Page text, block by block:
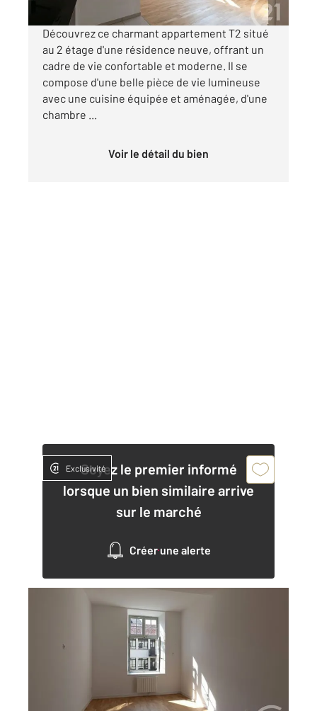
Découvrez ce charmant appartement T2 situé
au 2 étage d'une résidence neuve, offrant un
cadre de vie confortable et moderne. Il se
compose d'une belle pièce de vie lumineuse
avec une cuisine équipée et aménagée, d'une
chambre ...
Voir le détail du bien
Soyez le premier informé
lorsque un bien similaire arrive
sur le marché
Créer une alerte
Exclusivité
, 2 pièces
Appartement F2 à louer
par mois charges comprises